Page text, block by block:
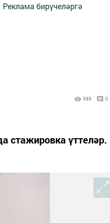
Реклама бирүчеләргә
588 0
стажировка үттеләр.